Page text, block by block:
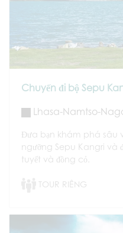
Chuyến đi bộ Sepu
Lhasa-Namtso-
Đưa bạn khám phá sâu
ngưỡng Sepu Kangri và
tuyết và đồng cỏ.
TOUR RIÊNG